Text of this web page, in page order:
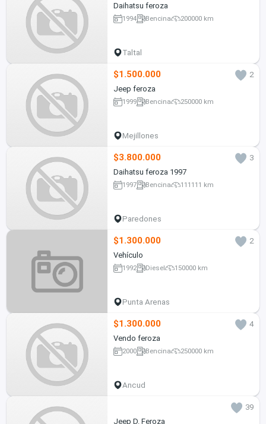
Daihatsu feroza
1994 Bencina 200000 km
Taltal
$1.500.000
2
Jeep feroza
1999 Bencina 250000 km
Mejillones
$3.800.000
3
Daihatsu feroza 1997
1997 Bencina 111111 km
Paredones
$1.300.000
2
Vehículo
1992 Diesel 150000 km
Punta Arenas
$1.300.000
4
Vendo feroza
2000 Bencina 250000 km
Ancud
39
Jeep D. Feroza